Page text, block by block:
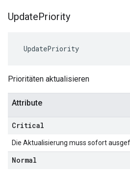
UpdatePriority
UpdatePriority
Prioritäten aktualisieren
Attribute
Critical
Die Aktualisierung muss sofort
Normal